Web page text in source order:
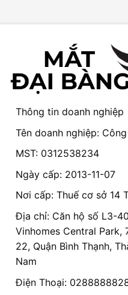
Thông tin doanh nghiệp
Tên doanh nghiệp:
MST: 0312538234
Ngày cấp: 2013-11-07
Nơi cấp: Thuế cơ sở 14
Địa chỉ: Căn hộ số L3-
Vinhomes Central Park,
22, Quận Bình Thạnh,
Nam
Điện Thoại: